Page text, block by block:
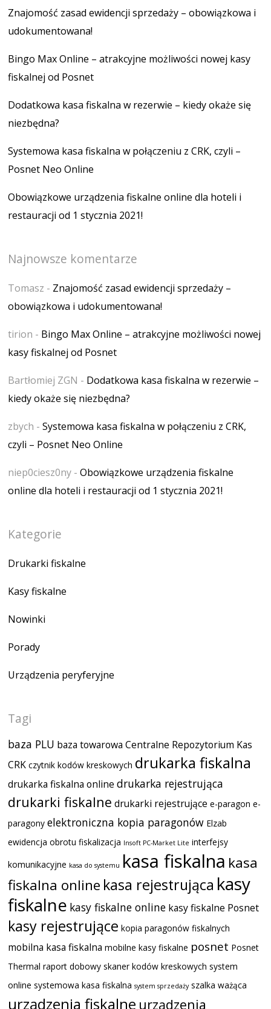
Znajomość zasad ewidencji sprzedaży – obowiązkowa i
udokumentowana!
Bingo Max Online – atrakcyjne możliwości nowej kasy
fiskalnej od Posnet
Dodatkowa kasa fiskalna w rezerwie – kiedy okaże się
niezbędna?
Systemowa kasa fiskalna w połączeniu z CRK, czyli –
Posnet Neo Online
Obowiązkowe urządzenia fiskalne online dla hoteli i
restauracji od 1 stycznia 2021!
Najnowsze komentarze
Tomasz - Znajomość zasad ewidencji sprzedaży –
obowiązkowa i udokumentowana!
tirion - Bingo Max Online – atrakcyjne możliwości nowej
kasy fiskalnej od Posnet
Bartłomiej ZGN - Dodatkowa kasa fiskalna w rezerwie –
kiedy okaże się niezbędna?
zbych -Systemowa kasa fiskalna w połączeniu z CRK,
czyli – Posnet Neo Online
niep0ciesz0ny -Obowiązkowe urządzenia fiskalne
online dla hoteli i restauracji od 1 stycznia 2021!
Kategorie
Drukarki fiskalne
Kasy fiskalne
Nowinki
Porady
Urządzenia peryferyjne
Tagi
baza PLU baza towarowa Centralne Repozytorium Kas
CRK czytnik kodów kreskowych drukarka fiskalna
drukarka fiskalna online drukarka rejestrująca
drukarki fiskalne drukarki rejestrujące e-paragon e-
paragony elektroniczna kopia paragonów Elzab
ewidencja obrotu fiskalizacja Insoft PC-Market Lite interfejsy
komunikacyjne kasa do systemu kasa fiskalna kasa
fiskalna online kasa rejestrująca kasy
fiskalne kasy fiskalne online kasy fiskalne Posnet
kasy rejestrujące kopia paragonów fiskalnych
mobilna kasa fiskalna mobilne kasy fiskalne posnet Posnet
Thermal raport dobowy skaner kodów kreskowych system
online systemowa kasa fiskalna system sprzedaży szalka ważąca
urządzenia fiskalne urządzenia